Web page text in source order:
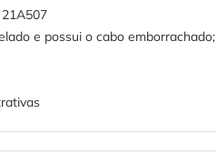
e possui o cabo emborrachado;